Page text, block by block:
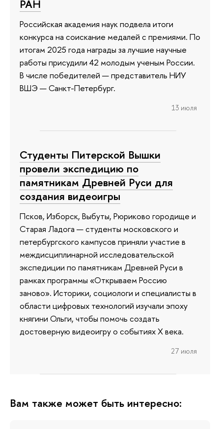
РАН
Российская академия наук подвела итоги
конкурса на соискание медалей с премиями. По
итогам 2025 года награды за лучшие научные
работы присудили 42 молодым ученым России.
В числе победителей — представитель НИУ
ВШЭ — Санкт-Петербург.
13 июля
Студенты Питерской Вышки
провели экспедицию по
памятникам Древней Руси для
создания видеоигры
Псков, Изборск, Выбуты, Рюриково городище и
Старая Ладога — студенты московского и
петербургского кампусов приняли участие в
междисциплинарной исследовательской
экспедиции по памятникам Древней Руси в
рамках программы «Открываем Россию
заново». Историки, социологи и специалисты в
области цифровых технологий изучали эпоху
княгини Ольги, чтобы помочь создать
достоверную видеоигру о событиях X века.
27 июля
Вам также может быть интересно: